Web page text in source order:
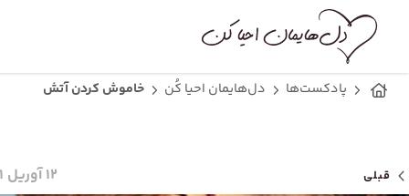
پادکست‌ها دل‌هایمان احیا کُن خاموش کردن آتش
قبلی ۱۲ آوریل ۲۰۲۱